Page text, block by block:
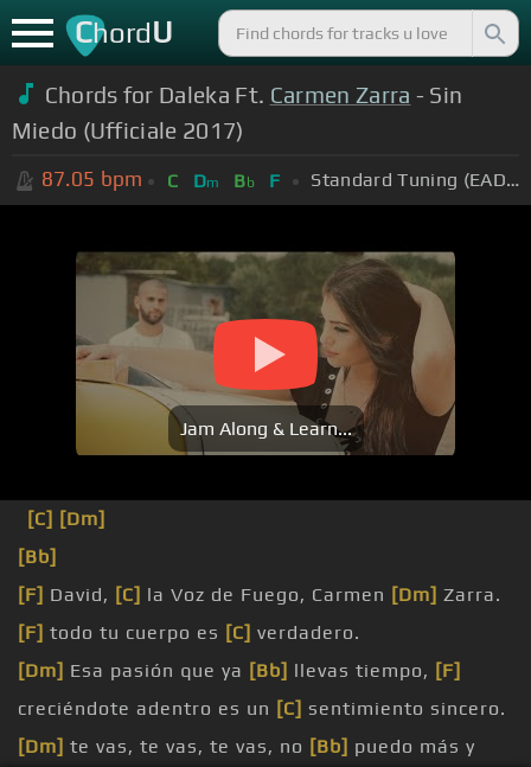
ChordU
Chords for Daleka Ft. Carmen Zarra - Sin
Miedo (Ufficiale 2017)
87.05 bpm C Dm Bb F Standard Tuning (EADGBE)
Jam Along & Learn...
[C] [Dm]
[Bb]
[F] David, [C] la Voz de Fuego, Carmen [Dm] Zarra.
[F] todo tu cuerpo es [C] verdadero.
[Dm] Esa pasión que ya [Bb] llevas tiempo, [F]
creciéndote adentro es un [C] sentimiento sincero.
[Dm] te vas, te vas, te vas, no [Bb] puedo más y